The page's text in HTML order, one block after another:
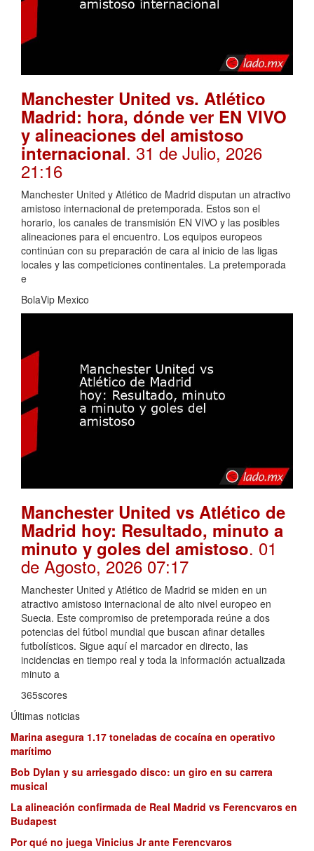
Manchester United vs. Atlético
Madrid: hora, dónde ver EN VIVO
y alineaciones del amistoso
internacional. 31 de Julio, 2026
21:16
Manchester United y Atlético de Madrid disputan un atractivo
amistoso internacional de pretemporada. Estos son el
horario, los canales de transmisión EN VIVO y las posibles
alineaciones para el encuentro. Los equipos europeos
continúan con su preparación de cara al inicio de las ligas
locales y las competiciones continentales. La pretemporada
e
BolaVip Mexico
Manchester United vs Atlético de
Madrid hoy: Resultado, minuto a
minuto y goles del amistoso. 01
de Agosto, 2026 07:17
Manchester United y Atlético de Madrid se miden en un
atractivo amistoso internacional de alto nivel europeo en
Suecia. Este compromiso de pretemporada reúne a dos
potencias del fútbol mundial que buscan afinar detalles
futbolísticos. Sigue aquí el marcador en directo, las
incidencias en tiempo real y toda la información actualizada
minuto a
365scores
Últimas noticias
Marina asegura 1.17 toneladas de cocaína en operativo
marítimo
Bob Dylan y su arriesgado disco: un giro en su carrera
musical
La alineación confirmada de Real Madrid vs Ferencvaros en
Budapest
Por qué no juega Vinicius Jr ante Ferencvaros